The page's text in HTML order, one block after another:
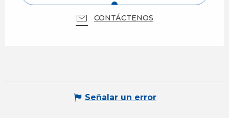
CONTÁCTENOS
Señalar un error